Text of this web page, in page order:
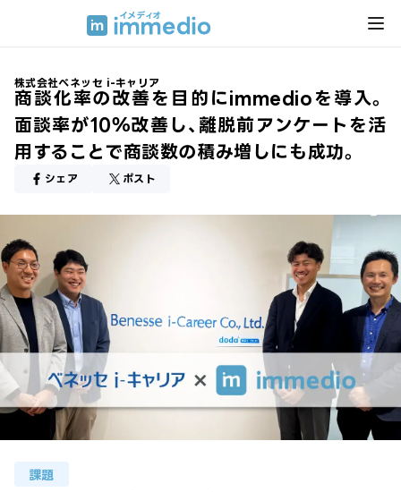
株式会社ベネッセ i-キャリア
商談化率の改善を目的にimmedioを導入。
面談率が10％改善し、離脱前アンケートを活
用することで商談数の積み増しにも成功。
シェア ポスト
課題